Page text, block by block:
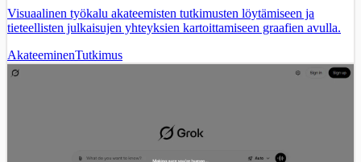
Visuaalinen työkalu akateemisten tutkimusten löytämiseen ja
tieteellisten julkaisujen yhteyksien kartoittamiseen graafien avulla.
AkateeminenTutkimus